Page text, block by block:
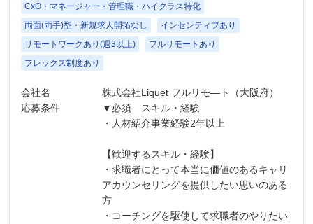
CxO・マネージャー・管理職・ハイクラス特化
両面(両手)型・新規求人開拓なし
インセンティブあり
リモートワークあり(週3以上)
フルリモートあり
フレックス制度あり
会社名
株式会社Liquet フルリモ―ト（大阪府）
応募条件
▼必須 スキル・経験
・人材紹介事業経験2年以上
【歓迎するスキル・経験】
・求職者にとって本当に価値のあるキャリ
アカウンセリングを提供したい思いのある
方
・コーチングを駆使して求職者のやりたい